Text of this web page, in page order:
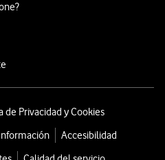
de Privacidad y Cookies
Accesibilidad